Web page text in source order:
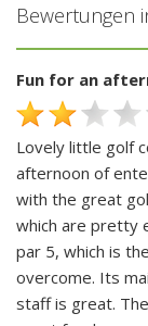
Bewertungen
Fun for an
Lovely little golf
afternoon of
with the great
which are pretty
par 5, which is
overcome. Its
staff is great.